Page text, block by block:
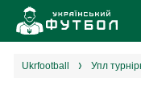
ukrfootball упл